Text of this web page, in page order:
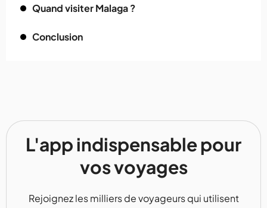
Quand visiter Malaga ?
Conclusion
L'app indispensable pour
vos voyages
Rejoignez les milliers de voyageurs qui utilisent